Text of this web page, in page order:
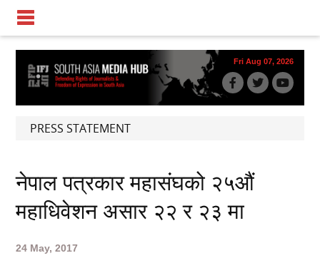
Fri Aug 07, 2026
PRESS STATEMENT
नेपाल पत्रकार महासंघको २५औं
महाधिवेशन असार २२ र २३ मा
24 May, 2017